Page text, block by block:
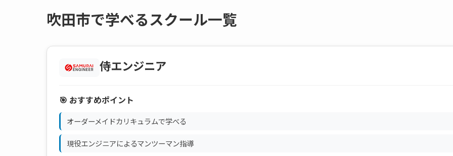
吹田市で学べるスクール一覧
侍エンジニア
🎯 おすすめポイント
オーダーメイドカリキュラムで学べる
現役エンジニアによるマンツーマン指導